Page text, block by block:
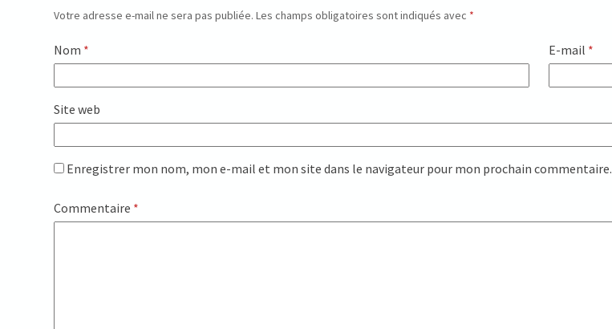
Votre adresse e-mail ne sera pas publiée. Les champs obligatoires sont indiqués avec *
Nom * E-mail *
Site web
Enregistrer mon nom, mon e-mail et mon site dans le navigateur pour mon prochain commentaire.
Commentaire *